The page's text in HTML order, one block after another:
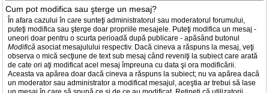
Cum pot modifica sau şterge un mesaj?
În afara cazului în care sunteţi administratorul sau moderatorul forumului,
puteţi modifica sau şterge doar propriile mesajele. Puteţi modifica un mesaj -
uneori doar pentru o scurta perioadă după publicare - apăsând butonul
Modifică asociat mesajulului respectiv. Dacă cineva a răspuns la mesaj, veţi
observa o mică secţiune de text sub mesaj când reveniţi la subiect care arată
de cate ori aţi modificat acel mesaj împreuna cu data şi ora modificării.
Aceasta va apărea doar dacă cineva a răspuns la subiect; nu va apărea dacă
un moderator sau administrator a modificat mesajul, aceştia ar trebui să lase